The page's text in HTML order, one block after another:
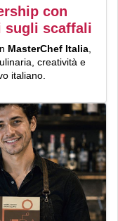
con
sugli scaffali
MasterChef Italia
creatività e
italiano.